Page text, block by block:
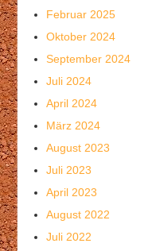
Februar 2025
Oktober 2024
September 2024
Juli 2024
April 2024
März 2024
August 2023
Juli 2023
April 2023
August 2022
Juli 2022